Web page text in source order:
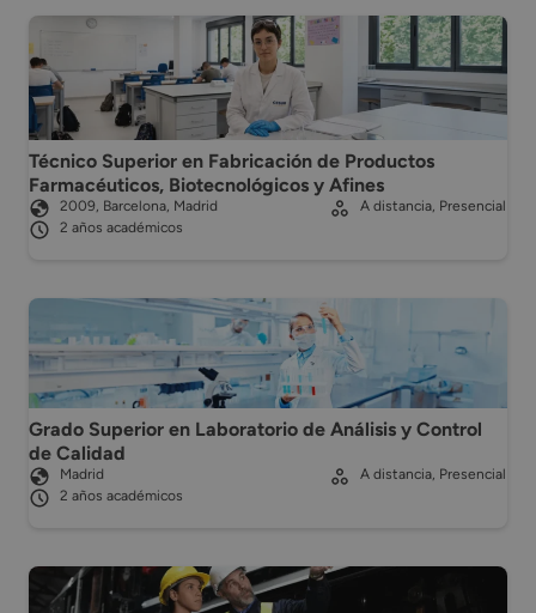
Técnico Superior en Fabricación de Productos
Farmacéuticos, Biotecnológicos y Afines
2009, Barcelona, Madrid
2 años académicos
A distancia, Presencial
Grado Superior en Laboratorio de Análisis y Control
de Calidad
Madrid
2 años académicos
A distancia, Presencial